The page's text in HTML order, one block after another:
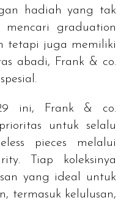
hadiah yang tak
mencari graduation
tetapi juga memiliki
abadi, Frank & co.
ini, Frank & co.
untuk selalu
pieces melalui
. Tiap koleksinya
yang ideal untuk
termasuk kelulusan,